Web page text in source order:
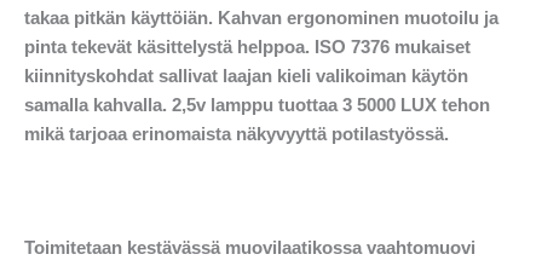
takaa pitkän käyttöiän. Kahvan ergonominen muotoilu ja
pinta tekevät käsittelystä helppoa. ISO 7376 mukaiset
kiinnityskohdat sallivat laajan kieli valikoiman käytön
samalla kahvalla. 2,5v lamppu tuottaa 3 5000 LUX tehon
mikä tarjoaa erinomaista näkyvyyttä potilastyössä.
Toimitetaan kestävässä muovilaatikossa vaahtomuovi